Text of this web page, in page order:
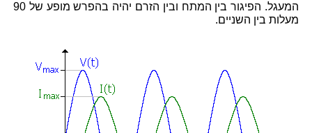
המעגל. הפיגור בין המתח ובין הזרם יהיה בהפרש מופע של 90
מעלות בין השניים.